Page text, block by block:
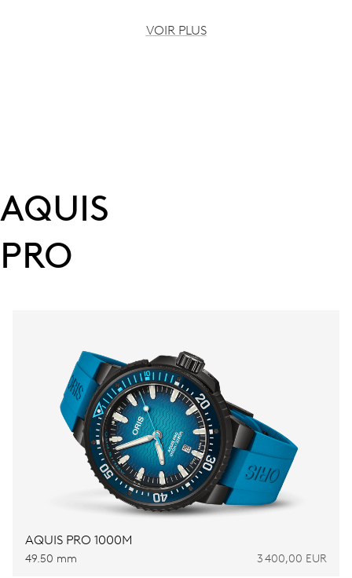
VOIR PLUS
AQUIS
PRO
AQUIS PRO 1000M
49.50 mm 3 400,00 EUR